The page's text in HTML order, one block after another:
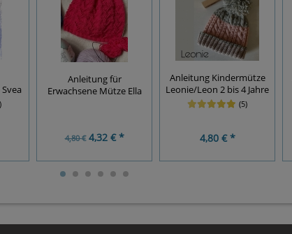
Anleitung für
Erwachsene Mütze Ella
4,80 €4,32 € *
Anleitung Kindermütze
Leonie/Leon 2 bis 4 Jahre
(5)
4,80 € *